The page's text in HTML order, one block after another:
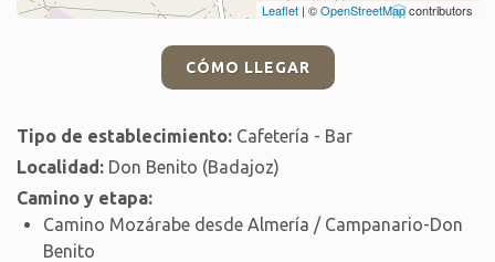
Leaflet| ©OpenStreetMapcontributors
CÓMO LLEGAR
Tipo de establecimiento: Cafetería - Bar
Localidad: Don Benito (Badajoz)
Camino y etapa:
Camino Mozárabe desde Almería / Campanario-Don
Benito